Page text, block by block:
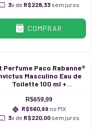
3x de R$228,33 sem juros
COMPRAR
Perfume Paco Rabanne®
Masculino Eau de
Toilette 100 ml +
R$659,99
R$560,99 no PIX
3x de R$220,00 sem juros